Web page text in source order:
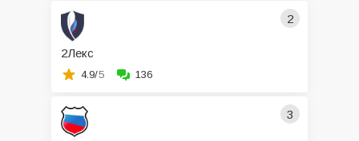
2
2Лекс
4.9/5 136
3